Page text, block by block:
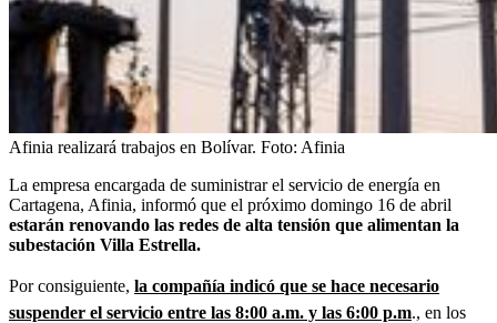
Afinia realizará trabajos en Bolívar. Foto: Afinia
La empresa encargada de suministrar el servicio de energía en
Cartagena, Afinia, informó que el próximo domingo 16 de abril
estarán renovando las redes de alta tensión que alimentan la
subestación Villa Estrella.
Por consiguiente, la compañía indicó que se hace necesario
suspender el servicio entre las 8:00 a.m. y las 6:00 p.m., en los